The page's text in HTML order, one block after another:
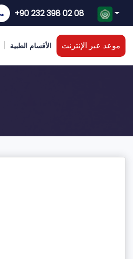
+90 232 398 02 08
الأقسام الطبية موعد عبر الإنترنت